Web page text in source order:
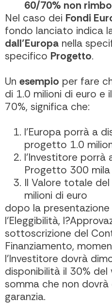
60/70% non
Nel caso dei Fondi
fondo lanciato indica
dall’Europa nella
specifico Progetto.
Un esempio per fare
di 1.0 milioni di euro e
70%, significa che:
l’Europa porrà a
progetto 1.0
l’Investitore porrà
Progetto 300
Il Valore totale
milioni di euro
dopo la presentazione
l’Eleggibilità,
sottoscrizione del
Finanziamento,
l’Investitore dovrà
disponibilità il 30% del
somma che non
garanzia.